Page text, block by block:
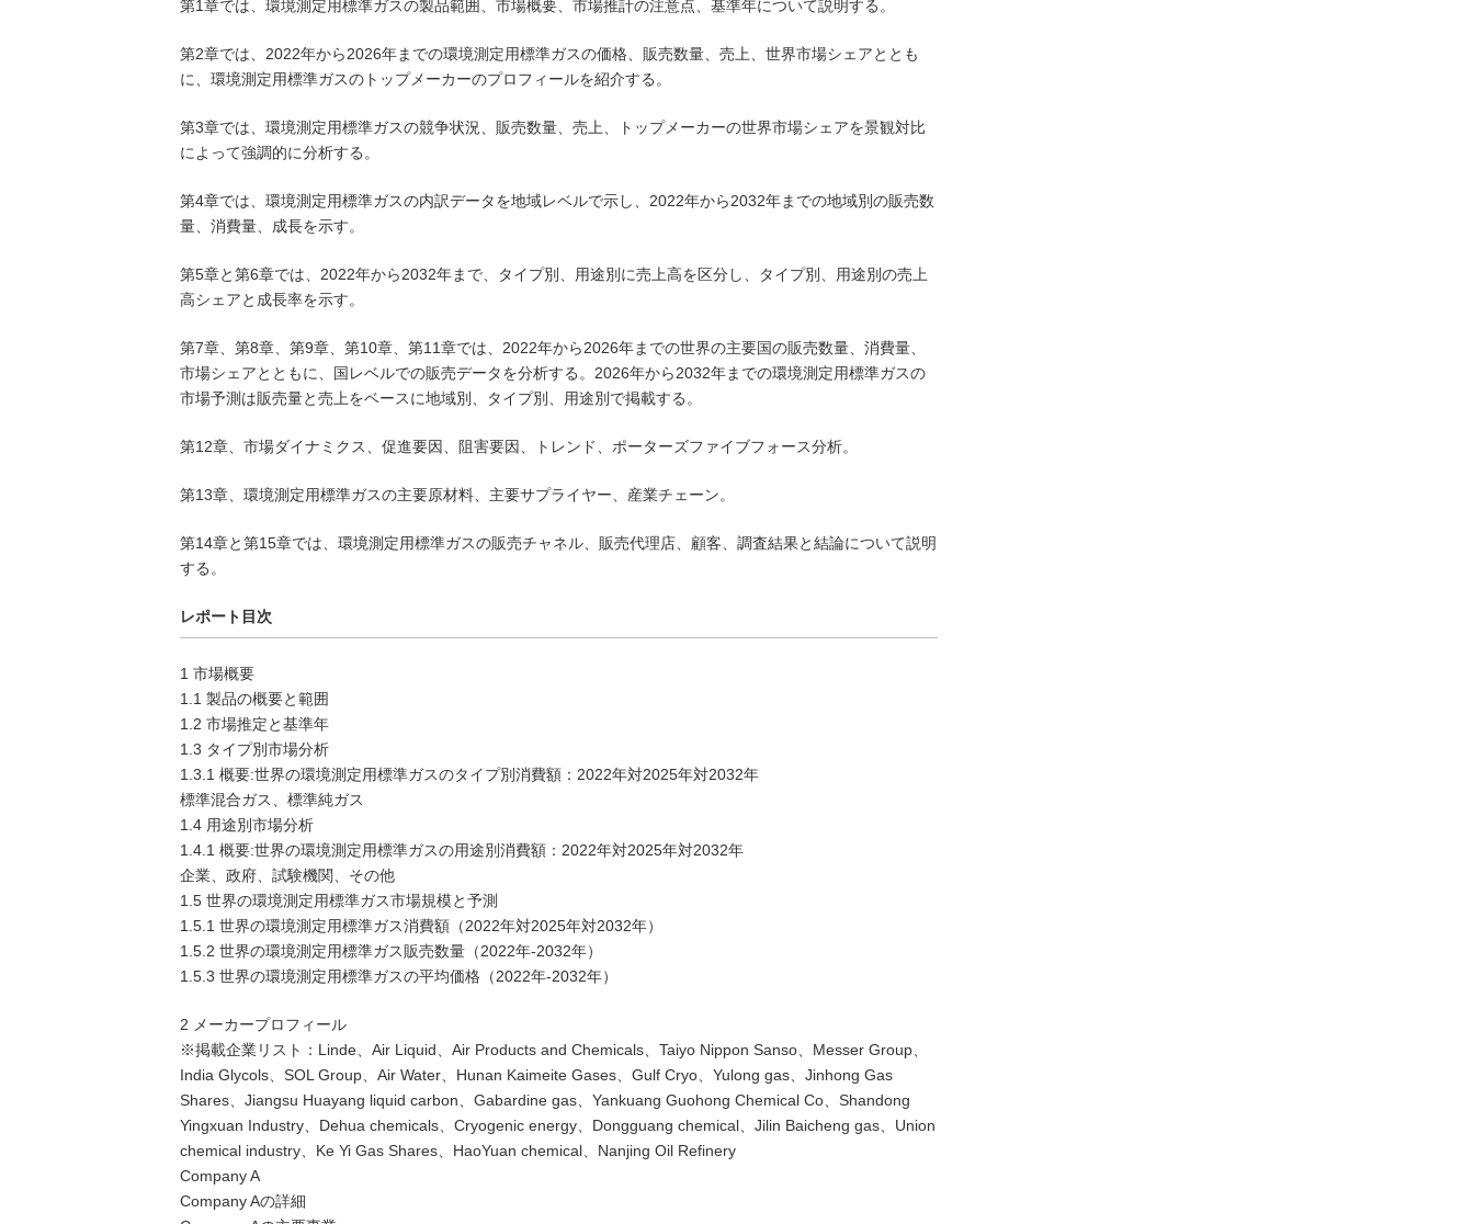
第1章では、環境測定用標準ガスの製品範囲、市場概要、市場推計の注意点、基準年について説明する。
第2章では、2022年から2026年までの環境測定用標準ガスの価格、販売数量、売上、世界市場シェアととも
に、環境測定用標準ガスのトップメーカーのプロフィールを紹介する。
第3章では、環境測定用標準ガスの競争状況、販売数量、売上、トップメーカーの世界市場シェアを景観対比
によって強調的に分析する。
第4章では、環境測定用標準ガスの内訳データを地域レベルで示し、2022年から2032年までの地域別の販売数
量、消費量、成長を示す。
第5章と第6章では、2022年から2032年まで、タイプ別、用途別に売上高を区分し、タイプ別、用途別の売上
高シェアと成長率を示す。
第7章、第8章、第9章、第10章、第11章では、2022年から2026年までの世界の主要国の販売数量、消費量、
市場シェアとともに、国レベルでの販売データを分析する。2026年から2032年までの環境測定用標準ガスの
市場予測は販売量と売上をベースに地域別、タイプ別、用途別で掲載する。
第12章、市場ダイナミクス、促進要因、阻害要因、トレンド、ポーターズファイブフォース分析。
第13章、環境測定用標準ガスの主要原材料、主要サプライヤー、産業チェーン。
第14章と第15章では、環境測定用標準ガスの販売チャネル、販売代理店、顧客、調査結果と結論について説明
する。
レポート目次
1 市場概要
1.1 製品の概要と範囲
1.2 市場推定と基準年
1.3 タイプ別市場分析
1.3.1 概要:世界の環境測定用標準ガスのタイプ別消費額：2022年対2025年対2032年
標準混合ガス、標準純ガス
1.4 用途別市場分析
1.4.1 概要:世界の環境測定用標準ガスの用途別消費額：2022年対2025年対2032年
企業、政府、試験機関、その他
1.5 世界の環境測定用標準ガス市場規模と予測
1.5.1 世界の環境測定用標準ガス消費額（2022年対2025年対2032年）
1.5.2 世界の環境測定用標準ガス販売数量（2022年-2032年）
1.5.3 世界の環境測定用標準ガスの平均価格（2022年-2032年）
2 メーカープロフィール
※掲載企業リスト：Linde、Air Liquid、Air Products and Chemicals、Taiyo Nippon Sanso、Messer Group、
India Glycols、SOL Group、Air Water、Hunan Kaimeite Gases、Gulf Cryo、Yulong gas、Jinhong Gas
Shares、Jiangsu Huayang liquid carbon、Gabardine gas、Yankuang Guohong Chemical Co、Shandong
Yingxuan Industry、Dehua chemicals、Cryogenic energy、Dongguang chemical、Jilin Baicheng gas、Union
chemical industry、Ke Yi Gas Shares、HaoYuan chemical、Nanjing Oil Refinery
Company A
Company Aの詳細